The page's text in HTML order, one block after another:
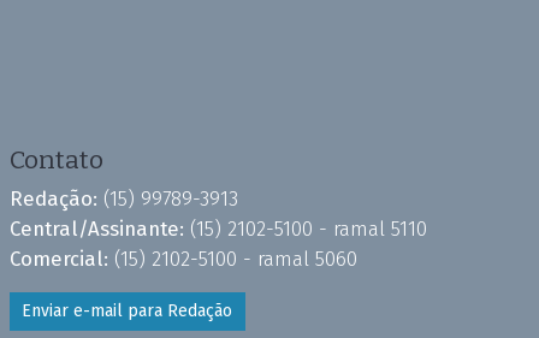
Contato
Redação: (15) 99789-3913
Central/Assinante: (15) 2102-5100 - ramal 5110
Comercial: (15) 2102-5100 - ramal 5060
Enviar e-mail para Redação